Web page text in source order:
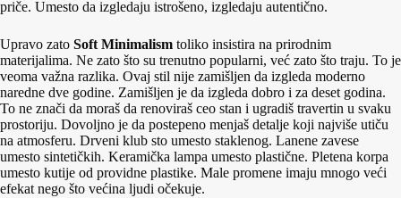
priče. Umesto da izgledaju istrošeno, izgledaju autentično.
Upravo zato Soft Minimalism toliko insistira na prirodnim
materijalima. Ne zato što su trenutno popularni, već zato što traju. To je
veoma važna razlika. Ovaj stil nije zamišljen da izgleda moderno
naredne dve godine. Zamišljen je da izgleda dobro i za deset godina.
To ne znači da moraš da renoviraš ceo stan i ugradiš travertin u svaku
prostoriju. Dovoljno je da postepeno menjaš detalje koji najviše utiču
na atmosferu. Drveni klub sto umesto staklenog. Lanene zavese
umesto sintetičkih. Keramička lampa umesto plastične. Pletena korpa
umesto kutije od providne plastike. Male promene imaju mnogo veći
efekat nego što većina ljudi očekuje.